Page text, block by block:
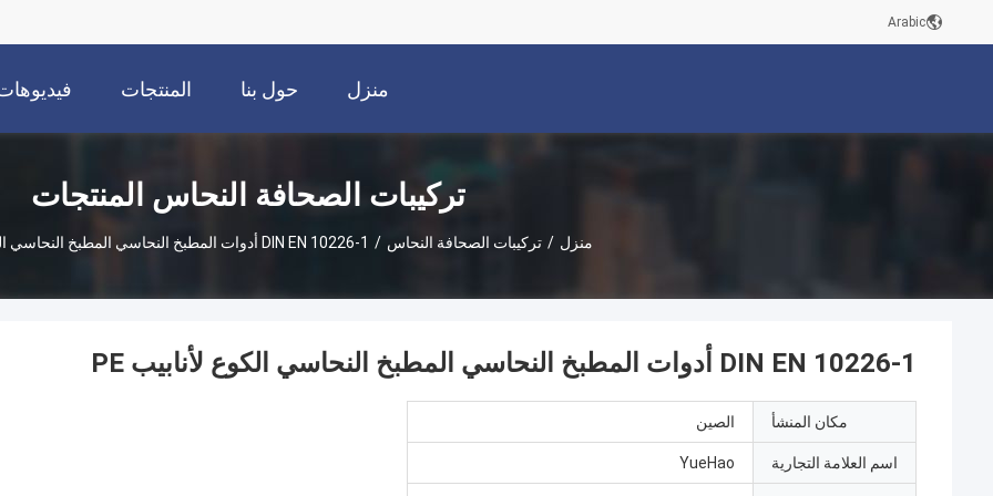
Arabic
منزل حول بنا المنتجات
تركيبات الصحافة النحاس المنتجات
منزل / تركيبات الصحافة النحاس / DIN EN 10226-1 أدوات المطبخ النحاسي المطبخ النحاسي الكوع لأنابيب PE
DIN EN 10226-1 أدوات المطبخ النحاسي المطبخ النحاسي الكوع لأنابيب PE
مكان المنشأ الصين
اسم العلامة التجارية YueHao